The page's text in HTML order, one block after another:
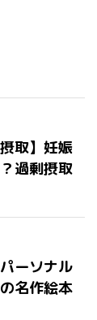
取】妊娠
過剰摂取
ーソナル
名作絵本